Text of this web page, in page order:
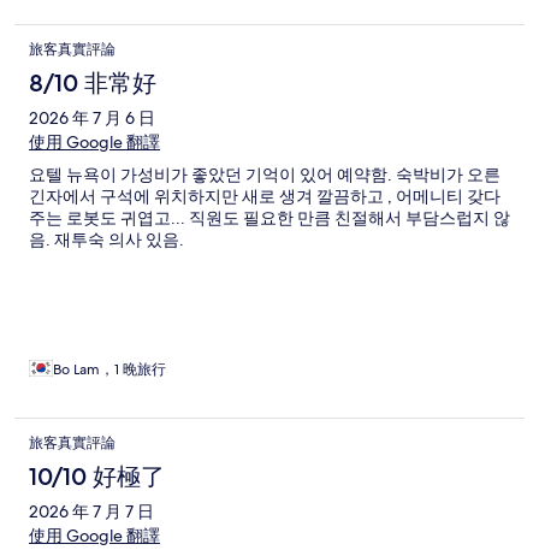
旅客真實評論
8/10 非常好
2026 年 7 月 6 日
使用 Google 翻譯
요텔 뉴욕이 가성비가 좋았던 기억이 있어 예약함. 숙박비가 오른
긴자에서 구석에 위치하지만 새로 생겨 깔끔하고 , 어메니티 갖다
주는 로봇도 귀엽고... 직원도 필요한 만큼 친절해서 부담스럽지 않
음. 재투숙 의사 있음.
Bo Lam，1 晚旅行
旅客真實評論
10/10 好極了
2026 年 7 月 7 日
使用 Google 翻譯